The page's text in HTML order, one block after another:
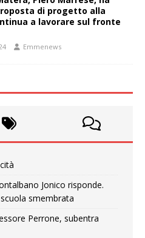
di progetto alla
a lavorare sul fronte
Emmenews
Jonico risponde.
smembrata
Perrone, subentra